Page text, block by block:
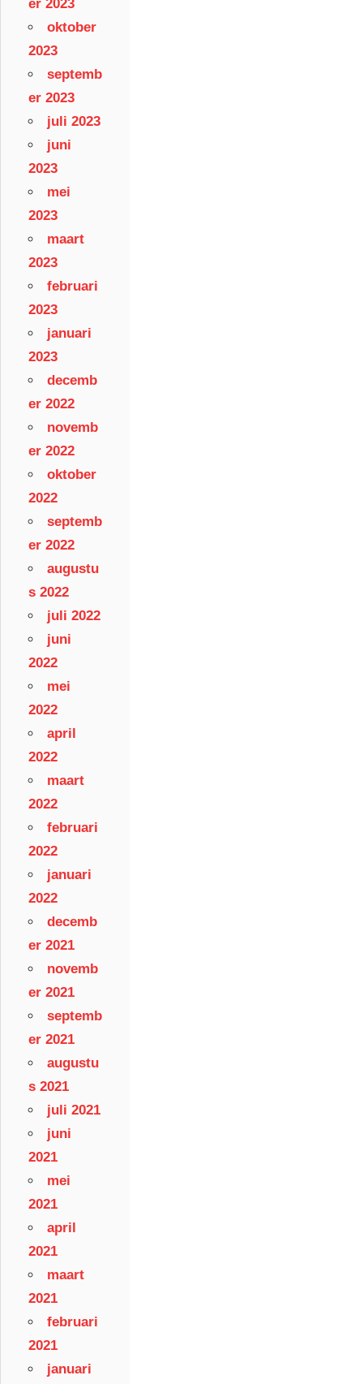
er 2023
oktober
2023
septemb
er 2023
juli 2023
juni
2023
mei
2023
maart
2023
februari
2023
januari
2023
decemb
er 2022
novemb
er 2022
oktober
2022
septemb
er 2022
augustu
s 2022
juli 2022
juni
2022
mei
2022
april
2022
maart
2022
februari
2022
januari
2022
decemb
er 2021
novemb
er 2021
septemb
er 2021
augustu
s 2021
juli 2021
juni
2021
mei
2021
april
2021
maart
2021
februari
2021
januari